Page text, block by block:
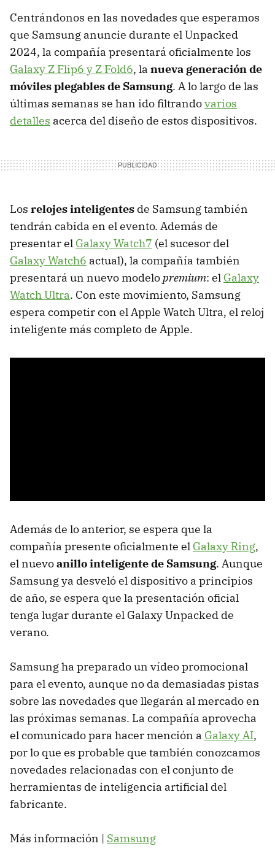
Centrándonos en las novedades que esperamos
que Samsung anuncie durante el Unpacked
2024, la compañía presentará oficialmente los
Galaxy Z Flip6 y Z Fold6, la nueva generación de
móviles plegables de Samsung. A lo largo de las
últimas semanas se han ido filtrandovarios
detalles acerca del diseño de estos dispositivos.
Los relojes inteligentes de Samsung también
tendrán cabida en el evento. Además de
presentar el Galaxy Watch7 (el sucesor del
Galaxy Watch6 actual), la compañía también
presentará un nuevo modelopremium: el Galaxy
Watch Ultra. Con este movimiento, Samsung
espera competir con el Apple Watch Ultra, el reloj
inteligente más completo de Apple.
Además de lo anterior, se espera que la
compañía presente oficialmente el Galaxy Ring,
el nuevoanillo inteligente de Samsung. Aunque
Samsung ya desveló el dispositivo a principios
de año, se espera que la presentación oficial
tenga lugar durante el Galaxy Unpacked de
verano.
Samsung ha preparado un vídeo promocional
para el evento, aunque no da demasiadas pistas
sobre las novedades que llegarán al mercado en
las próximas semanas. La compañía aprovecha
el comunicado para hacer mención a Galaxy AI,
por lo que es probable que también conozcamos
novedades relacionadas con el conjunto de
herramientas de inteligencia artificial del
fabricante.
Más información | Samsung